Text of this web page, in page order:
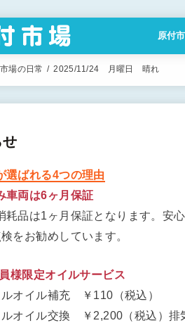
原付
特定商
場の日常 2025/11/24 月曜日 晴れ
せ
選ばれる4つの理由
両は6ヶ月保証
耗品は1ヶ月保証となります。安
をお勧めしています。
様限定オイルサービス
ルオイル補充 ￥110（税込）
ルオイル交換 ￥2,200（税込）排